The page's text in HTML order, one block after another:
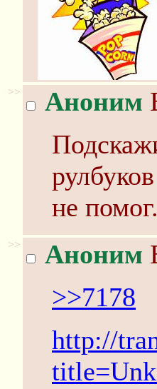
>> Аноним
не помог.
>> Аноним
>>7178
http://